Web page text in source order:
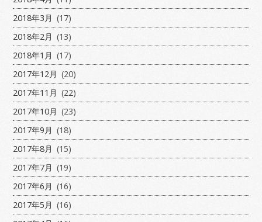
2018年3月 (17)
2018年2月 (13)
2018年1月 (17)
2017年12月 (20)
2017年11月 (22)
2017年10月 (23)
2017年9月 (18)
2017年8月 (15)
2017年7月 (19)
2017年6月 (16)
2017年5月 (16)